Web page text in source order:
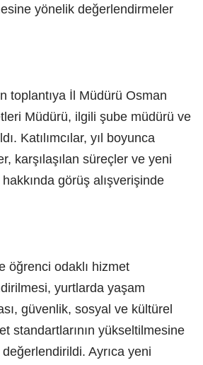
yönelik değerlendirmeler
toplantıya İl Müdürü Osman
Müdürü, ilgili şube müdürü ve
Katılımcılar, yıl boyunca
karşılaşılan süreçler ve yeni
hakkında görüş alışverişinde
öğrenci odaklı hizmet
yurtlarda yaşam
güvenlik, sosyal ve kültürel
standartlarının yükseltilmesine
Ayrıca yeni